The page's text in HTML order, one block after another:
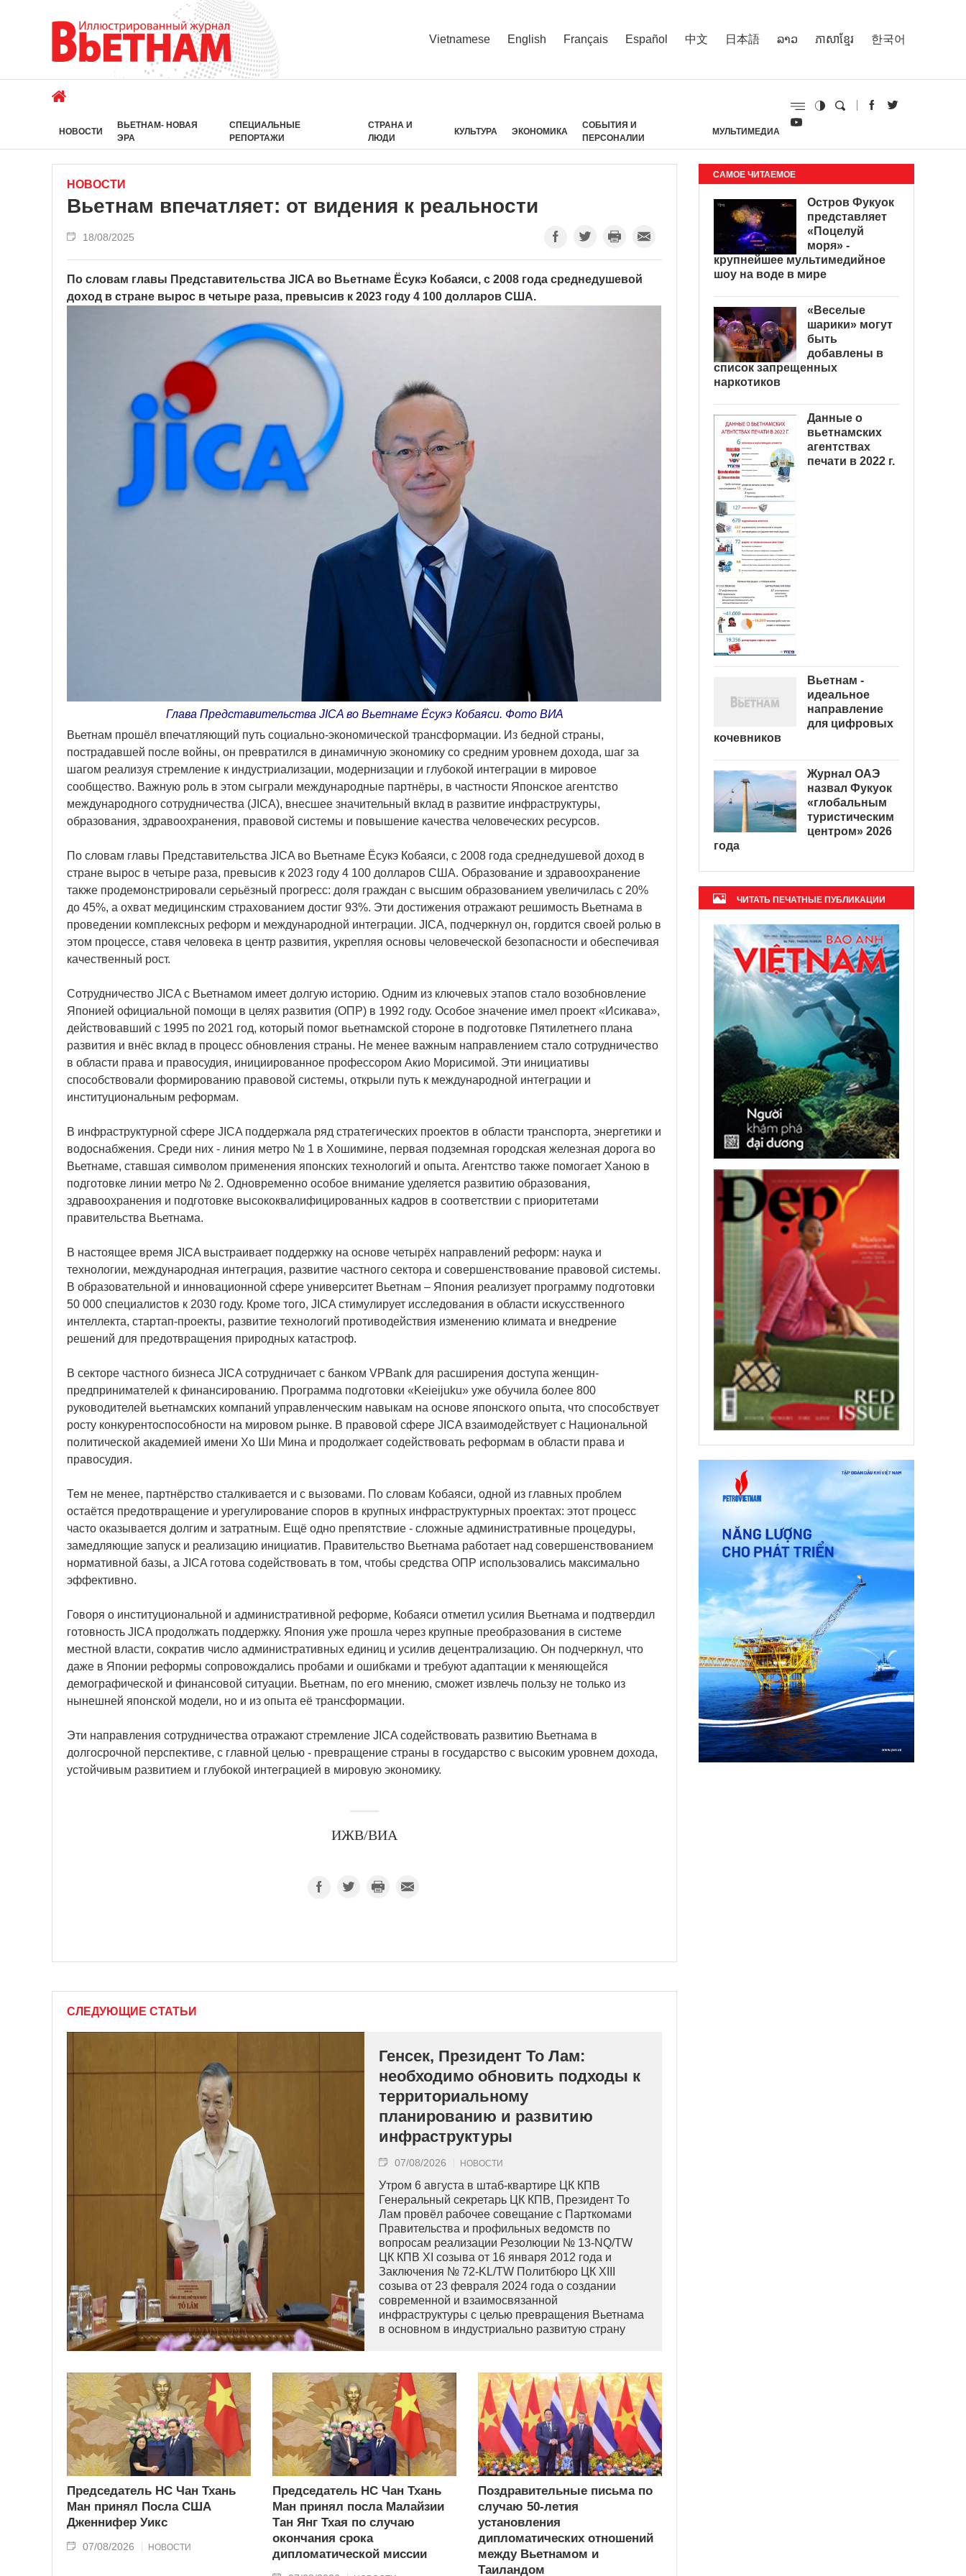
Vietnamese English Français Español 中文 日本語 ລາວ ភាសាខ្មែរ 한국어
НОВОСТИ
ВЬЕТНАМ- НОВАЯ
ЭРА
СПЕЦИАЛЬНЫЕ
РЕПОРТАЖИ
СТРАНА И
ЛЮДИ
КУЛЬТУРА ЭКОНОМИКА
СОБЫТИЯ И
ПЕРСОНАЛИИ
МУЛЬТИМЕДИА
НОВОСТИ
Вьетнам впечатляет: от видения к реальности
18/08/2025
По словам главы Представительства JICA во Вьетнаме Ёсукэ Кобаяси, с 2008 года среднедушевой
доход в стране вырос в четыре раза, превысив к 2023 году 4 100 долларов США.
Глава Представительства JICA во Вьетнаме Ёсукэ Кобаяси. Фото ВИА
Вьетнам прошёл впечатляющий путь социально-экономической трансформации. Из бедной страны,
пострадавшей после войны, он превратился в динамичную экономику со средним уровнем дохода, шаг за
шагом реализуя стремление к индустриализации, модернизации и глубокой интеграции в мировое
сообщество. Важную роль в этом сыграли международные партнёры, в частности Японское агентство
международного сотрудничества (JICA), внесшее значительный вклад в развитие инфраструктуры,
образования, здравоохранения, правовой системы и повышение качества человеческих ресурсов.
По словам главы Представительства JICA во Вьетнаме Ёсукэ Кобаяси, с 2008 года среднедушевой доход в
стране вырос в четыре раза, превысив к 2023 году 4 100 долларов США. Образование и здравоохранение
также продемонстрировали серьёзный прогресс: доля граждан с высшим образованием увеличилась с 20%
до 45%, а охват медицинским страхованием достиг 93%. Эти достижения отражают решимость Вьетнама в
проведении комплексных реформ и международной интеграции. JICA, подчеркнул он, гордится своей ролью в
этом процессе, ставя человека в центр развития, укрепляя основы человеческой безопасности и обеспечивая
качественный рост.
Сотрудничество JICA с Вьетнамом имеет долгую историю. Одним из ключевых этапов стало возобновление
Японией официальной помощи в целях развития (ОПР) в 1992 году. Особое значение имел проект «Исикава»,
действовавший с 1995 по 2021 год, который помог вьетнамской стороне в подготовке Пятилетнего плана
развития и внёс вклад в процесс обновления страны. Не менее важным направлением стало сотрудничество
в области права и правосудия, инициированное профессором Акио Морисимой. Эти инициативы
способствовали формированию правовой системы, открыли путь к международной интеграции и
институциональным реформам.
В инфраструктурной сфере JICA поддержала ряд стратегических проектов в области транспорта, энергетики и
водоснабжения. Среди них - линия метро № 1 в Хошимине, первая подземная городская железная дорога во
Вьетнаме, ставшая символом применения японских технологий и опыта. Агентство также помогает Ханою в
подготовке линии метро № 2. Одновременно особое внимание уделяется развитию образования,
здравоохранения и подготовке высококвалифицированных кадров в соответствии с приоритетами
правительства Вьетнама.
В настоящее время JICA выстраивает поддержку на основе четырёх направлений реформ: наука и
технологии, международная интеграция, развитие частного сектора и совершенствование правовой системы.
В образовательной и инновационной сфере университет Вьетнам – Япония реализует программу подготовки
50 000 специалистов к 2030 году. Кроме того, JICA стимулирует исследования в области искусственного
интеллекта, стартап-проекты, развитие технологий противодействия изменению климата и внедрение
решений для предотвращения природных катастроф.
В секторе частного бизнеса JICA сотрудничает с банком VPBank для расширения доступа женщин-
предпринимателей к финансированию. Программа подготовки «Keieijuku» уже обучила более 800
руководителей вьетнамских компаний управленческим навыкам на основе японского опыта, что способствует
росту конкурентоспособности на мировом рынке. В правовой сфере JICA взаимодействует с Национальной
политической академией имени Хо Ши Мина и продолжает содействовать реформам в области права и
правосудия.
Тем не менее, партнёрство сталкивается и с вызовами. По словам Кобаяси, одной из главных проблем
остаётся предотвращение и урегулирование споров в крупных инфраструктурных проектах: этот процесс
часто оказывается долгим и затратным. Ещё одно препятствие - сложные административные процедуры,
замедляющие запуск и реализацию инициатив. Правительство Вьетнама работает над совершенствованием
нормативной базы, а JICA готова содействовать в том, чтобы средства ОПР использовались максимально
эффективно.
Говоря о институциональной и административной реформе, Кобаяси отметил усилия Вьетнама и подтвердил
готовность JICA продолжать поддержку. Япония уже прошла через крупные преобразования в системе
местной власти, сократив число административных единиц и усилив децентрализацию. Он подчеркнул, что
даже в Японии реформы сопровождались пробами и ошибками и требуют адаптации к меняющейся
демографической и финансовой ситуации. Вьетнам, по его мнению, сможет извлечь пользу не только из
нынешней японской модели, но и из опыта её трансформации.
Эти направления сотрудничества отражают стремление JICA содействовать развитию Вьетнама в
долгосрочной перспективе, с главной целью - превращение страны в государство с высоким уровнем дохода,
устойчивым развитием и глубокой интеграцией в мировую экономику.
ИЖВ/ВИА
СЛЕДУЮЩИЕ СТАТЬИ
Генсек, Президент То Лам:
необходимо обновить подходы к
территориальному
планированию и развитию
инфраструктуры
07/08/2026 НОВОСТИ
Утром 6 августа в штаб-квартире ЦК КПВ
Генеральный секретарь ЦК КПВ, Президент То
Лам провёл рабочее совещание с Парткомами
Правительства и профильных ведомств по
вопросам реализации Резолюции № 13-NQ/TW
ЦК КПВ XI созыва от 16 января 2012 года и
Заключения № 72-KL/TW Политбюро ЦК XIII
созыва от 23 февраля 2024 года о создании
современной и взаимосвязанной
инфраструктуры с целью превращения Вьетнама
в основном в индустриально развитую страну
Председатель НС Чан Тхань
Ман принял Посла США
Дженнифер Уикс
07/08/2026 НОВОСТИ
Председатель НС Чан Тхань
Ман принял посла Малайзии
Тан Янг Тхая по случаю
окончания срока
дипломатической миссии
Поздравительные письма по
случаю 50-летия
установления
дипломатических отношений
между Вьетнамом и
Таиландом
САМОЕ ЧИТАЕМОЕ
Остров Фукуок
представляет
«Поцелуй
моря» -
крупнейшее мультимедийное
шоу на воде в мире
«Веселые
шарики» могут
быть
добавлены в
список запрещенных
наркотиков
Данные о
вьетнамских
агентствах
печати в 2022 г.
Вьетнам -
идеальное
направление
для цифровых
кочевников
Журнал ОАЭ
назвал Фукуок
«глобальным
туристическим
центром» 2026
года
ЧИТАТЬ ПЕЧАТНЫЕ ПУБЛИКАЦИИ